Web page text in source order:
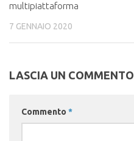
multipiattaforma
7 GENNAIO 2020
LASCIA UN COMMENTO
Commento *